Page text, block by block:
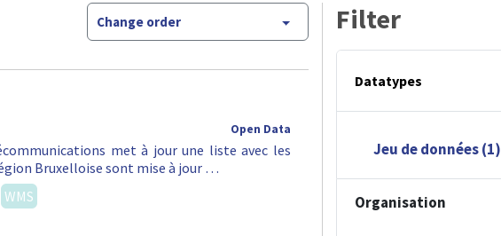
Change order
Open Data
met à jour une liste avec les
Bruxelloise sont mise à jour …
WMS
Filter
Datatypes
Jeu de données (1)
Organisation